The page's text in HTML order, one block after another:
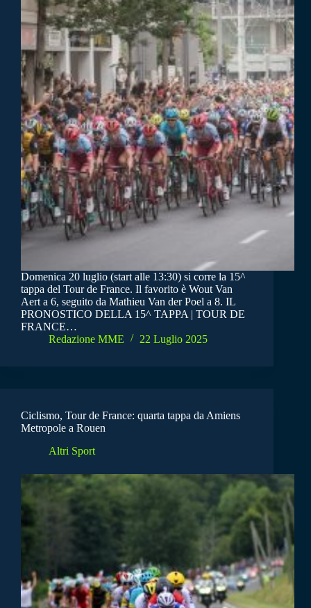
Domenica 20 luglio (start alle 13:30) si corre la 15^
tappa del Tour de France. Il favorito è Wout Van
Aert a 6, seguito da Mathieu Van der Poel a 8. IL
PRONOSTICO DELLA 15^ TAPPA | TOUR DE
FRANCE…
Redazione MME
22 Luglio 2025
Ciclismo, Tour de France: quarta tappa da Amiens
Metropole a Rouen
Altri Sport